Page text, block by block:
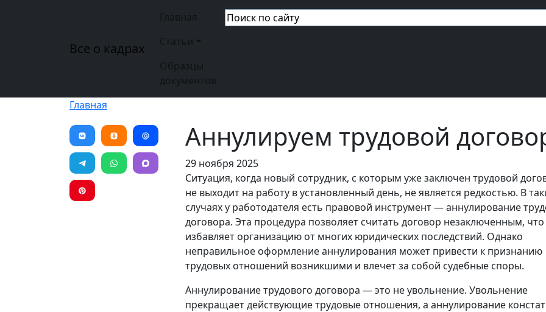
Все о кадрах
Основная навигация
Главная
Аннулируем трудовой
29 ноября 2025
Ситуация, когда новый сотрудник, с которым уже заключен трудовой
не выходит на работу в установленный день, не является редкостью. В
случаях у работодателя есть правовой инструмент — аннулирование
договора. Эта процедура позволяет считать договор незаключенным, что
избавляет организацию от многих юридических последствий. Однако
неправильное оформление аннулирования может привести к признанию
трудовых отношений возникшими и влечет за собой судебные споры.
Аннулирование трудового договора — это не увольнение. Увольнение
прекращает действующие трудовые отношения, а аннулирование